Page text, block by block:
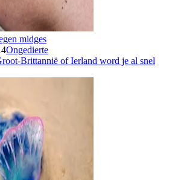
midges
Ongedierte
Brittannië of Ierland word je al snel